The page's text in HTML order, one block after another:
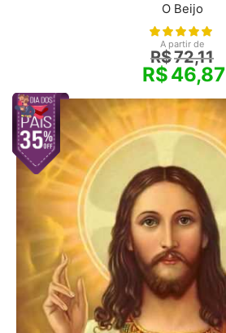
O Beijo
A partir de
R$72,11
R$46,87